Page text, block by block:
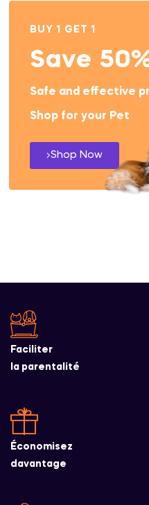
BUY 1 GET 1
Save
Safe and effective
Shop for your Pet
Shop Now
Faciliter
la parentalité
Économisez
davantage